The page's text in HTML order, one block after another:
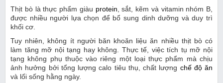
Thịt bò là thực phẩm giàu protein, sắt, kẽm và vitamin nhóm B,
được nhiều người lựa chọn để bổ sung dinh dưỡng và duy trì
khối cơ.
Tuy nhiên, không ít người băn khoăn liệu ăn nhiều thịt bò có
làm tăng mỡ nội tạng hay không. Thực tế, việc tích tụ mỡ nội
tạng không phụ thuộc vào riêng một loại thực phẩm mà chịu
ảnh hưởng bởi tổng lượng calo tiêu thụ, chất lượng chế độ ăn
và lối sống hằng ngày.